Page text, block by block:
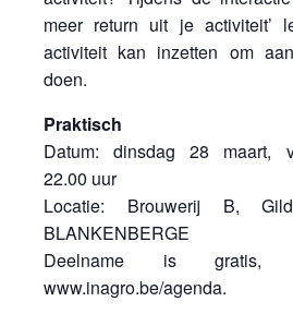
meer return uit je activiteit’
activiteit kan inzetten om
doen.
Praktisch
Datum: dinsdag 28 maart,
22.00 uur
Locatie: Brouwerij B,
BLANKENBERGE
Deelname is gratis,
www.inagro.be/agenda.